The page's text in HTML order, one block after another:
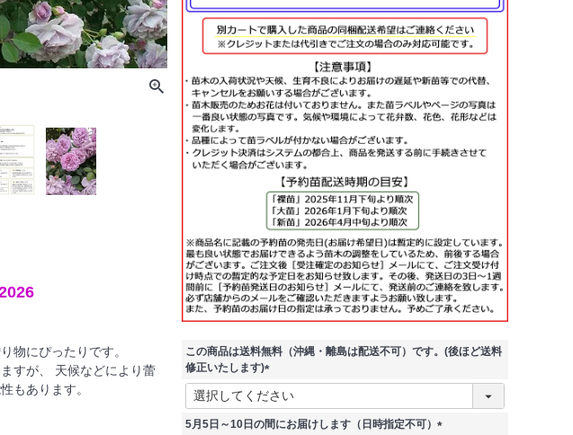
物にぴったりです。
すが、 天候などにより蕾
もあります。
この商品は送料無料（沖縄・離島は配送不可）です。(後ほど送料
修正いたします)
(
必
須
5月5日～10日の間にお届けします（日時指定不可）